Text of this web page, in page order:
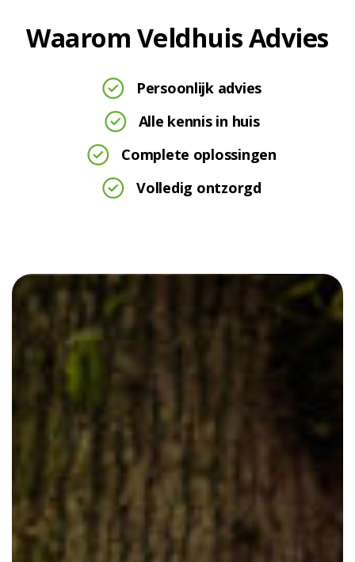
Waarom Veldhuis Advies
Persoonlijk advies
Alle kennis in huis
Complete oplossingen
Volledig ontzorgd